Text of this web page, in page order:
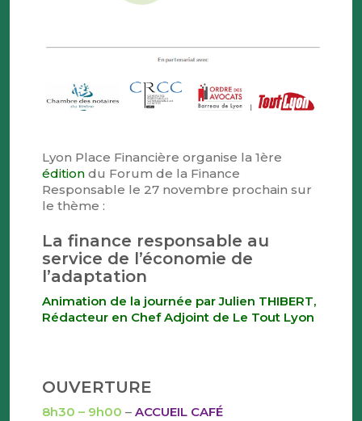
Lyon Place Financière organise la 1ère
édition du Forum de la Finance
Responsable le 27 novembre prochain sur
le thème :
La finance responsable au
service de l’économie de
l’adaptation
Animation de la journée par Julien THIBERT,
Rédacteur en Chef Adjoint de Le Tout Lyon
OUVERTURE
8h30 – 9h00 –ACCUEIL CAFÉ